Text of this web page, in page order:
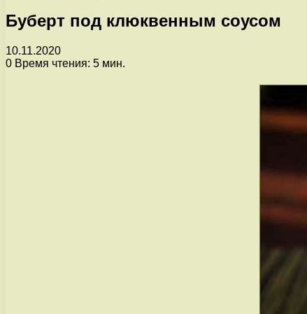
Буберт под клюквенным соусом
10.11.2020
0 Время чтения: 5 мин.